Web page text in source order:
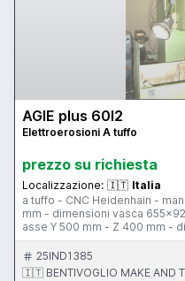
AGIE plus 60l2
Elettroerosioni A tuffo
prezzo su richiesta
Localizzazione: 🇮🇹 Italia
a tuffo - CNC Heidenhain -
mm - dimensioni vasca
asse Y 500 mm - Z 400 mm -
potenza 60 A - altezza liquido
25IND1385
🇮🇹 BENTIVOGLIO MAKE AND